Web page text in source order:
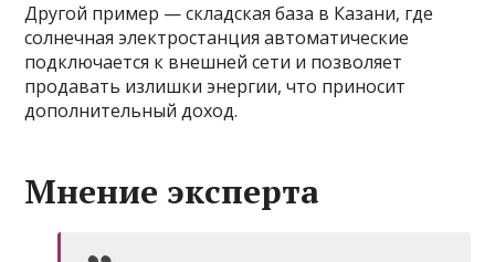
Другой пример — складская база в Казани, где
солнечная электростанция автоматические
подключается к внешней сети и позволяет
продавать излишки энергии, что приносит
дополнительный доход.
Мнение эксперта